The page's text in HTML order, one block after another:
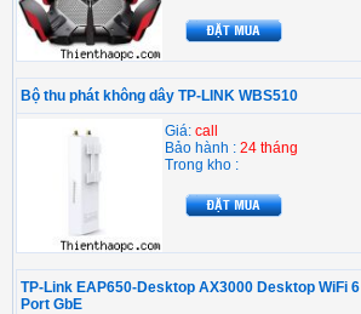
Bộ thu phát không dây TP-LINK WBS510
Giá: call
Bảo hành : 24 tháng
Trong kho :
TP-Link EAP650-Desktop AX3000 Desktop WiFi
Port GbE